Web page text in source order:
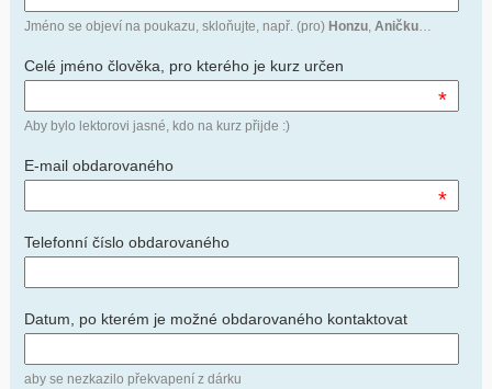
Jméno se objeví na poukazu, skloňujte, např. (pro) Honzu, Aničku…
Celé jméno člověka, pro kterého je kurz určen
*
Aby bylo lektorovi jasné, kdo na kurz přijde :)
E-mail obdarovaného
*
Telefonní číslo obdarovaného
Datum, po kterém je možné obdarovaného kontaktovat
aby se nezkazilo překvapení z dárku